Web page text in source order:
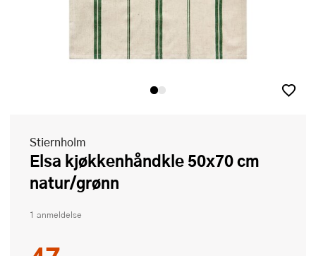
Stiernholm
Elsa kjøkkenhåndkle 50x70 cm
natur/grønn
1 anmeldelse